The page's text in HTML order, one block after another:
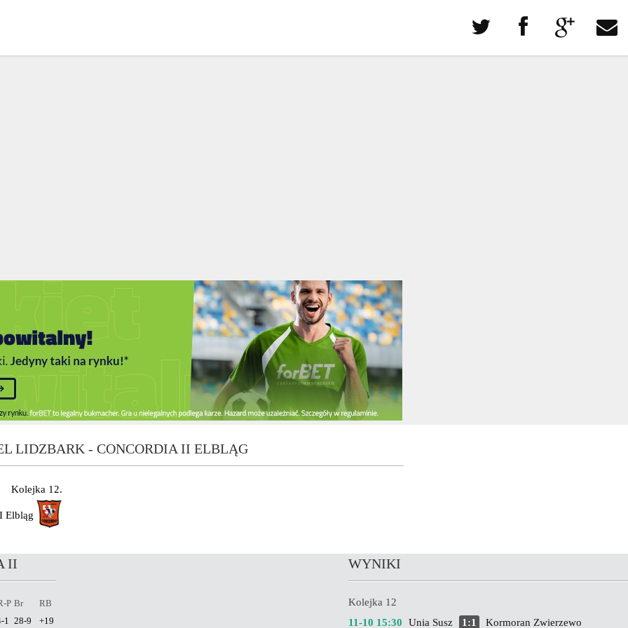
LIDZBARK - CONCORDIA II ELBLĄG
Kolejka 12.
Elbląg
II
P Br
RB
1 28-9 +19
WYNIKI
Kolejka 12
11-10 15:30
Unia Susz 1:1 Kormoran Zwierzewo